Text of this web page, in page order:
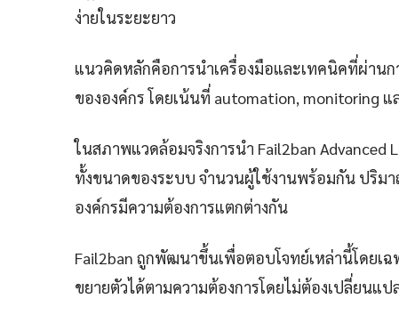
ง่ายในระยะยาว
แนวคิดหลักคือการนำเครื่องมือและเทคนิคที่ผ่าน
ขององค์กร โดยเน้นที่ automation, monitoring แ
ในสภาพแวดล้อมจริงการนำ Fail2ban Advanced
ทั้งขนาดของระบบ จำนวนผู้ใช้งานพร้อมกัน ปริม
องค์กรมีความต้องการแตกต่างกัน
Fail2ban ถูกพัฒนาขึ้นเพื่อตอบโจทย์เหล่านี้โดย
ขยายตัวได้ตามความต้องการโดยไม่ต้องเปลี่ยนแป